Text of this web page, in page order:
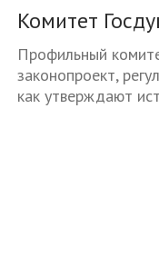
Комитет
Профильный
законопроект,
как утверждают